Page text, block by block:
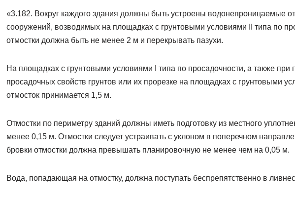
«3.182. Вокруг каждого здания должны быть устроены водонепроницаемые
сооружений, возводимых на площадках с грунтовыми условиями II типа по
отмостки должна быть не менее 2 м и перекрывать пазухи.
На площадках с грунтовыми условиями I типа по просадочности, а также при
просадочных свойств грунтов или их прорезке на площадках с грунтовыми
отмосток принимается 1,5 м.
Отмостки по периметру зданий должны иметь подготовку из местного
менее 0,15 м. Отмостки следует устраивать с уклоном в поперечном
бровки отмостки должна превышать планировочную не менее чем на 0,05 м.
Вода, попадающая на отмостку, должна поступать беспрепятственно в